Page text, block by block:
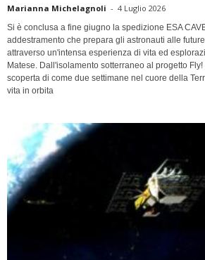
Marianna Michelagnoli - 4 Luglio 2026
Si è conclusa a fine giugno la spedizione ESA
addestramento che prepara gli astronauti alle
attraverso un'intensa esperienza di vita ed
Matese. Dall'isolamento sotterraneo al progetto
scoperta di come due settimane nel cuore della
vita in orbita